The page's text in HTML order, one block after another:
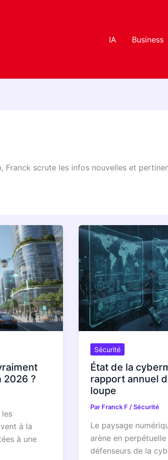
IA Business
scrute les infos nouvelles et
2026 ?
à la
à une
Sécurité
État de la
rapport annuel
loupe
Par Franck F/Sécurité
Le paysage
arène en
défenseurs de la